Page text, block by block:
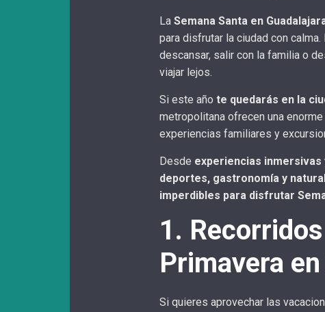
La Semana Santa en
para disfrutar la ciudad con
descansar, salir con la familia o
viajar lejos.
Si este año te quedarás en la
metropolitana ofrecen una
experiencias familiares y
Desde experiencias
deportes, gastronomía y
imperdibles para disfrutar
1.
Primavera
Si quieres aprovechar las